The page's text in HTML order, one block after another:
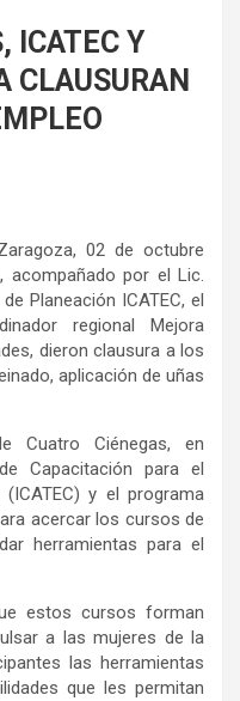
ICATEC Y
CLAUSURAN
02 de octubre
acompañado por el Lic.
Planeación ICATEC, el
regional Mejora
dieron clausura a los
aplicación de uñas
Cuatro Ciénegas, en
Capacitación para el
y el programa
acercar los cursos de
herramientas para el
estos cursos forman
a las mujeres de la
las herramientas
que les permitan